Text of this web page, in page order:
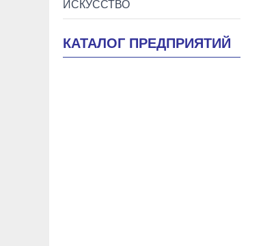
ИСКУССТВО
КАТАЛОГ ПРЕДПРИЯТИЙ